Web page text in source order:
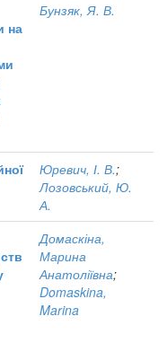
на
Бунзяк, Я. В.
Юревич, І. В.;
Лозовський, Ю.
А.
Домаскіна,
Марина
Анатоліївна;
Domaskina,
Marina